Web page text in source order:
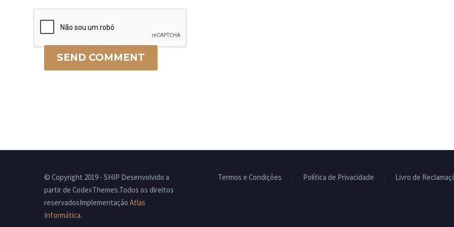
SEND COMMENT
Termos e Condições Política de Privacidade Livro de
© Copyright 2019 - SHIP Desenvolvido a
partir de CodexThemes.Todos os direitos
reservadosImplementação Atlas
Informática.